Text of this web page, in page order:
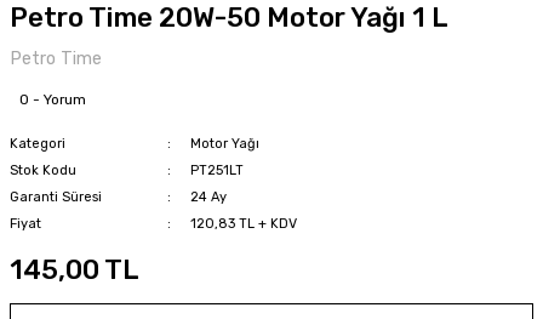
Petro Time 20W-50 Motor Yağı 1 L
Petro Time
0 - Yorum
Kategori
Motor Yağı
Stok Kodu
PT251LT
Garanti Süresi
24 Ay
Fiyat
120,83 TL + KDV
145,00 TL